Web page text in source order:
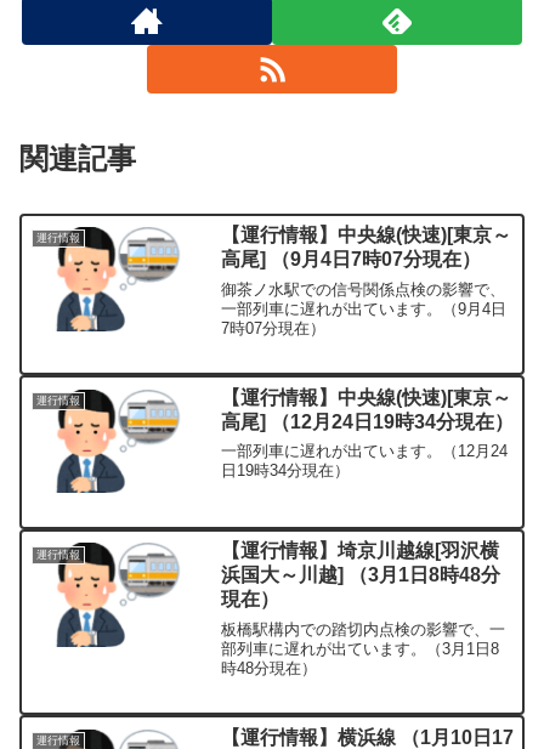
関連記事
運行情報
【運行情報】中央線(快速)[東京～
高尾] （9月4日7時07分現在）
御茶ノ水駅での信号関係点検の影響で、
一部列車に遅れが出ています。（9月4日
7時07分現在）
運行情報
【運行情報】中央線(快速)[東京～
高尾] （12月24日19時34分現在）
一部列車に遅れが出ています。（12月24
日19時34分現在）
運行情報
【運行情報】埼京川越線[羽沢横
浜国大～川越] （3月1日8時48分
現在）
板橋駅構内での踏切内点検の影響で、一
部列車に遅れが出ています。（3月1日8
時48分現在）
運行情報
【運行情報】横浜線 （1月10日17